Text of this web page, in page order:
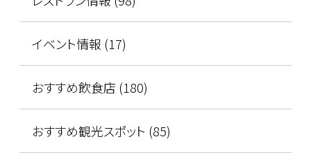
イベント情報 (17)
おすすめ飲食店 (180)
おすすめ観光スポット (85)